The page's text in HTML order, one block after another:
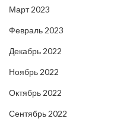
Март 2023
Февраль 2023
Декабрь 2022
Ноябрь 2022
Октябрь 2022
Сентябрь 2022